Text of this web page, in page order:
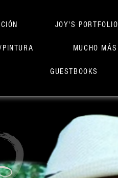
JOY'S PORTFOLIO
MUCHO MÁS
GUESTBOOKS